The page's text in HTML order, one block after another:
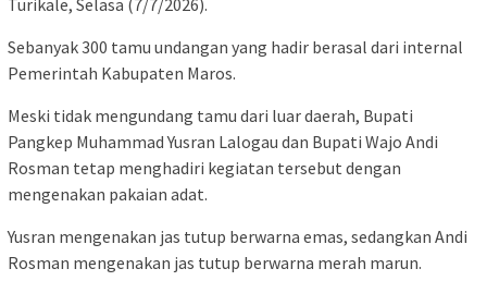
Sebanyak 300 tamu undangan yang hadir berasal dari internal
Pemerintah Kabupaten Maros.
Meski tidak mengundang tamu dari luar daerah, Bupati
Pangkep Muhammad Yusran Lalogau dan Bupati Wajo Andi
Rosman tetap menghadiri kegiatan tersebut dengan
mengenakan pakaian adat.
Yusran mengenakan jas tutup berwarna emas, sedangkan Andi
Rosman mengenakan jas tutup berwarna merah marun.